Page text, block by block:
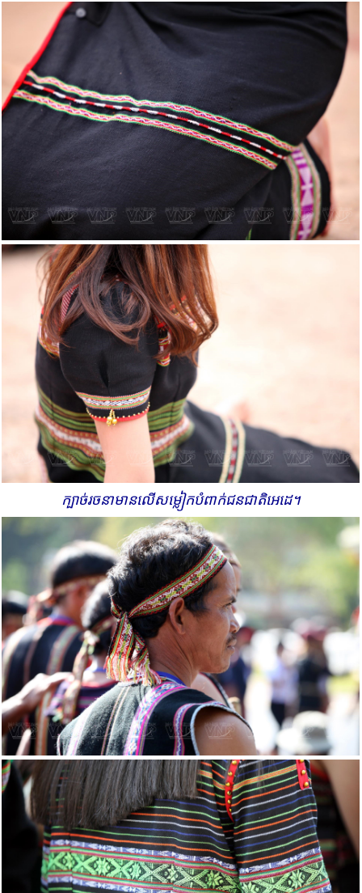
ក្បាច់​រចនាមាន​​លើ​សម្លៀកបំពាក់​ជនជាតិ​​អេដេ។